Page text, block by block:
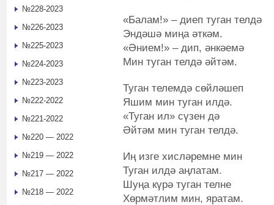
«Балам!» – диеп туган телдә
Эндәшә миңа әткәм.
«Әнием!» – дип, әнкәемә
Мин туган телдә әйтәм.
Туган телемдә сөйләшеп
Яшим мин туган илдә.
«Туган ил» сүзен дә
Әйтәм мин туган телдә.
Иң изге хисләремне мин
Туган илдә аңлатам.
Шуңа күрә туган телне
Хөрмәтлим мин, яратам.
№228-2023
№226-2023
№225-2023
№224-2023
№223-2023
№222-2022
№221-2022
№220 — 2022
№219 — 2022
№217 — 2022
№218 — 2022